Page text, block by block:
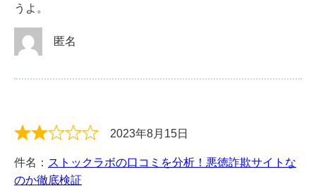
うよ。
匿名
2023年8月15日
件名： ストックラボの口コミを分析！悪徳詐欺サイトな
のか徹底検証